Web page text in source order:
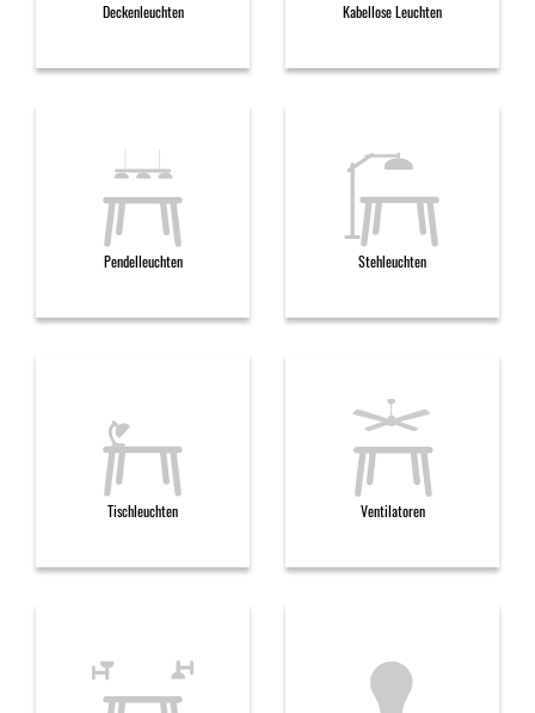
Deckenleuchten Kabellose Leuchten
Pendelleuchten Stehleuchten
Tischleuchten Ventilatoren